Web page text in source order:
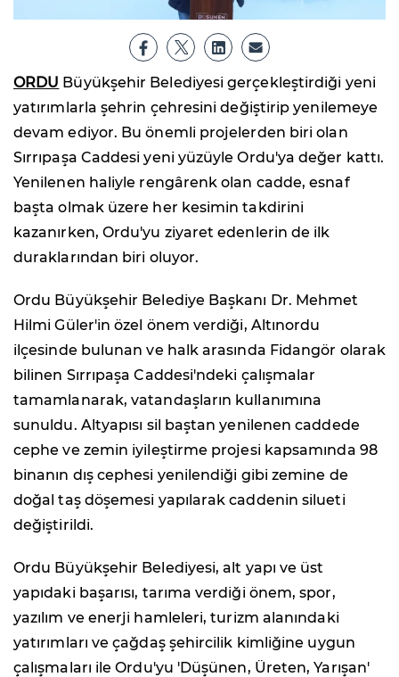
ORDU Büyükşehir Belediyesi gerçekleştirdiği yeni
yatırımlarla şehrin çehresini değiştirip yenilemeye
devam ediyor. Bu önemli projelerden biri olan
Sırrıpaşa Caddesi yeni yüzüyle Ordu'ya değer kattı.
Yenilenen haliyle rengârenk olan cadde, esnaf
başta olmak üzere her kesimin takdirini
kazanırken, Ordu'yu ziyaret edenlerin de ilk
duraklarından biri oluyor.
Ordu Büyükşehir Belediye Başkanı Dr. Mehmet
Hilmi Güler'in özel önem verdiği, Altınordu
ilçesinde bulunan ve halk arasında Fidangör olarak
bilinen Sırrıpaşa Caddesi'ndeki çalışmalar
tamamlanarak, vatandaşların kullanımına
sunuldu. Altyapısı sil baştan yenilenen caddede
cephe ve zemin iyileştirme projesi kapsamında 98
binanın dış cephesi yenilendiği gibi zemine de
doğal taş döşemesi yapılarak caddenin silueti
değiştirildi.
Ordu Büyükşehir Belediyesi, alt yapı ve üst
yapıdaki başarısı, tarıma verdiği önem, spor,
yazılım ve enerji hamleleri, turizm alanındaki
yatırımları ve çağdaş şehircilik kimliğine uygun
çalışmaları ile Ordu'yu 'Düşünen, Üreten, Yarışan'